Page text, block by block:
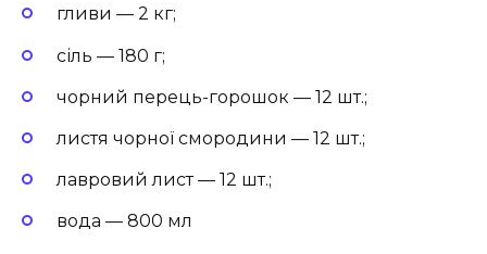
гливи — 2 кг;
сіль — 180 г;
чорний перець-горошок — 12 шт.;
листя чорної смородини — 12 шт.;
лавровий лист — 12 шт.;
вода — 800 мл